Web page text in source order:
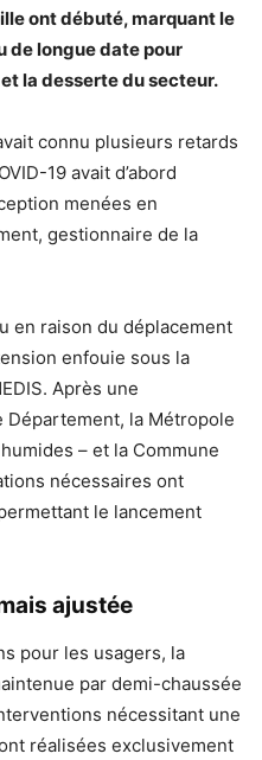
ont débuté, marquant le
de longue date pour
la desserte du secteur.
connu plusieurs retards
19 avait d’abord
menées en
gestionnaire de la
en raison du déplacement
enfouie sous la
Après une
la Métropole
– et la Commune
nécessaires ont
le lancement
ajustée
pour les usagers, la
par demi-chaussée
nécessitant une
réalisées exclusivement